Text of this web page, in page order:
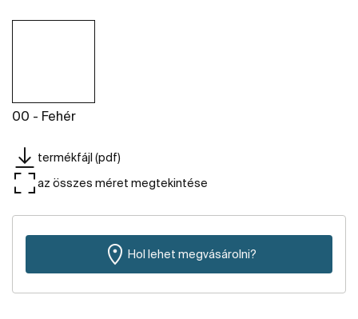
00 - Fehér
termékfájl (pdf)
az összes méret megtekintése
Hol lehet megvásárolni?